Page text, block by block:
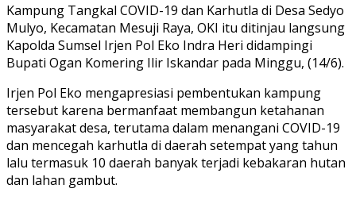
Kampung Tangkal COVID-19 dan Karhutla di Desa Sedyo
Mulyo, Kecamatan Mesuji Raya, OKI itu ditinjau langsung
Kapolda Sumsel Irjen Pol Eko Indra Heri didampingi
Bupati Ogan Komering Ilir Iskandar pada Minggu, (14/6).
Irjen Pol Eko mengapresiasi pembentukan kampung
tersebut karena bermanfaat membangun ketahanan
masyarakat desa, terutama dalam menangani COVID-19
dan mencegah karhutla di daerah setempat yang tahun
lalu termasuk 10 daerah banyak terjadi kebakaran hutan
dan lahan gambut.